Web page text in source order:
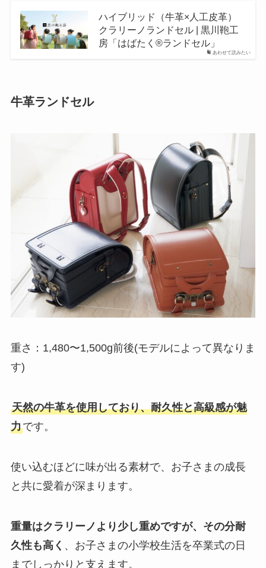
あわせて読みたい
ハイブリッド（⽜⾰×⼈⼯⽪⾰）
クラリーノランドセル | 黒川鞄工
房「はばたく®ランドセル」
牛革ランドセル
重さ：1,480〜1,500g前後(モデルによって異なりま
す)
天然の牛革を使用しており、耐久性と高級感が魅
力です。
使い込むほどに味が出る素材で、お子さまの成長
と共に愛着が深まります。
重量はクラリーノより少し重めですが、その分耐
久性も高く 、お子さまの小学校生活を卒業式の日
までしっかりと支えます。